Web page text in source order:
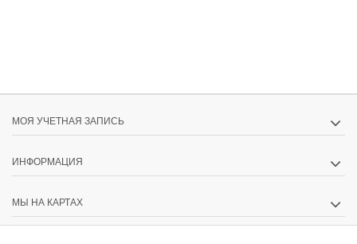
МОЯ УЧЕТНАЯ ЗАПИСЬ
ИНФОРМАЦИЯ
МЫ НА КАРТАХ